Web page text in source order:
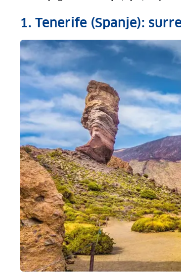
1. Tenerife (Spanje):